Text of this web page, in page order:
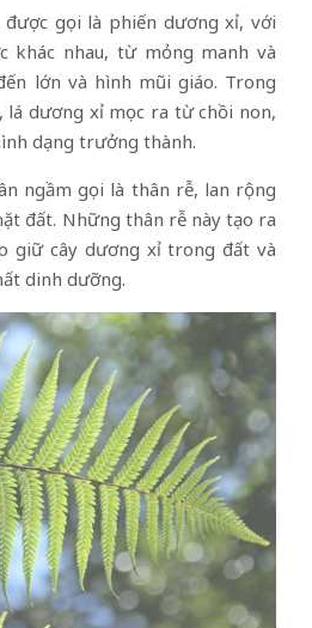
gọi là phiến dương xỉ, với
khác nhau, từ mỏng manh và
lớn và hình mũi giáo. Trong
lá dương xỉ mọc ra từ chồi non,
dạng trưởng thành.
ngầm gọi là thân rễ, lan rộng
đất. Những thân rễ này tạo ra
giữ cây dương xỉ trong đất và
dinh dưỡng.